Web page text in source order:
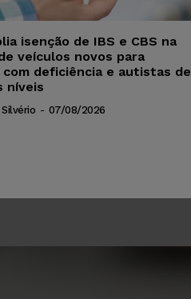
isenção de IBS e CBS na
veículos novos para
com deficiência e autistas de
níveis
Silvério - 07/08/2026